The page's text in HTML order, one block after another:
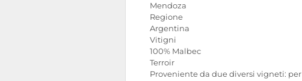
Mendoza
Regione
Argentina
Vitigni
100% Malbec
Terroir
Proveniente da due diversi vigneti: per